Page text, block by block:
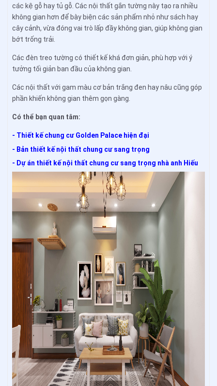
các kệ gỗ hay tủ gỗ. Các nội thất gắn tường này tạo ra nhiều
không gian hơn để bày biện các sản phẩm nhỏ như sách hay
cây cảnh, vừa đóng vai trò lấp đầy không gian, giúp không gian
bớt trống trải.
Các đèn treo tường có thiết kế khá đơn giản, phù hợp với ý
tưởng tối giản ban đầu của không gian.
Các nội thất với gam màu cơ bản trắng đen hay nâu cũng góp
phần khiến không gian thêm gọn gàng.
Có thể bạn quan tâm:
- Thiết kế chung cư Golden Palace hiện đại
- Bản thiết kế nội thất chung cư sang trọng
- Dự án thiết kế nội thất chung cư sang trọng nhà anh Hiếu